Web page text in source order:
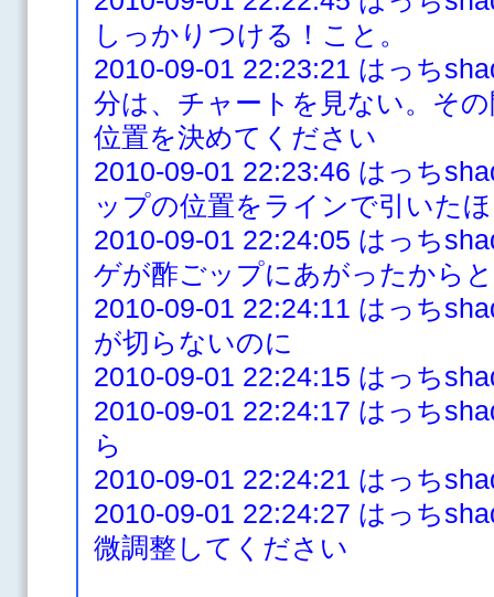
しっかりつける！こと。
2010-09-01 22:23:21 はっち
分は、チャートを見ない。そ
位置を決めてください
2010-09-01 22:23:46 はっち
ップの位置をラインで引いた
2010-09-01 22:24:05 はっち
ゲが酢ごップにあがったから
2010-09-01 22:24:11 はっち
が切らないのに
2010-09-01 22:24:15 はっち
2010-09-01 22:24:17 はっち
ら
2010-09-01 22:24:21 はっち
2010-09-01 22:24:27 はっち
微調整してください